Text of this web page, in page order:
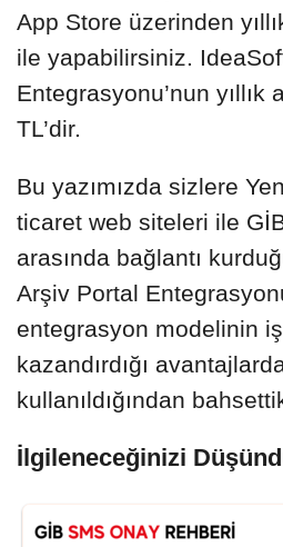
App Store üzerinden
ile yapabilirsiniz.
Entegrasyonu’nun
TL’dir.
Bu yazımızda sizlere
ticaret web siteleri ile
arasında bağlantı
Arşiv Portal
entegrasyon modelinin
kazandırdığı
kullanıldığından
İlgileneceğinizi